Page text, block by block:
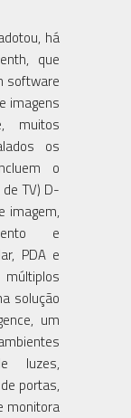
há
que
software
imagens
muitos
os
o
TV) D-
imagem,
e
PDA e
solução
um
luzes,
portas,
monitora